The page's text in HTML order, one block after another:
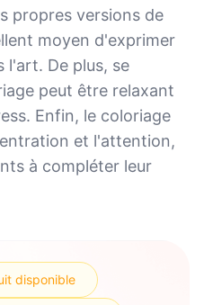
propres versions de
moyen d'exprimer
l'art. De plus, se
peut être relaxant
Enfin, le coloriage
et l'attention,
à compléter leur
disponible